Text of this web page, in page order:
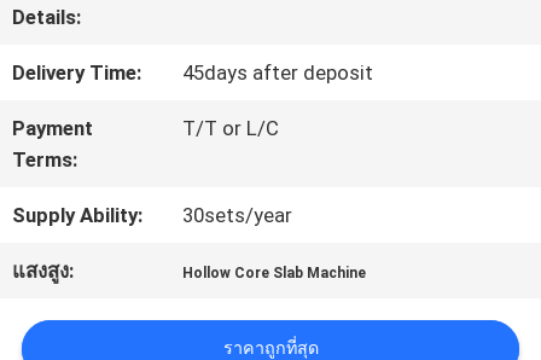
โรงงาน
ควบคุม
คุณภาพ
ติดต่อ
เรา
Details:
Delivery Time: 45days after deposit
Payment
Terms:
T/T or L/C
Supply Ability: 30sets/year
แสงสูง: Hollow Core Slab Machine
ราคาถูกที่สุด